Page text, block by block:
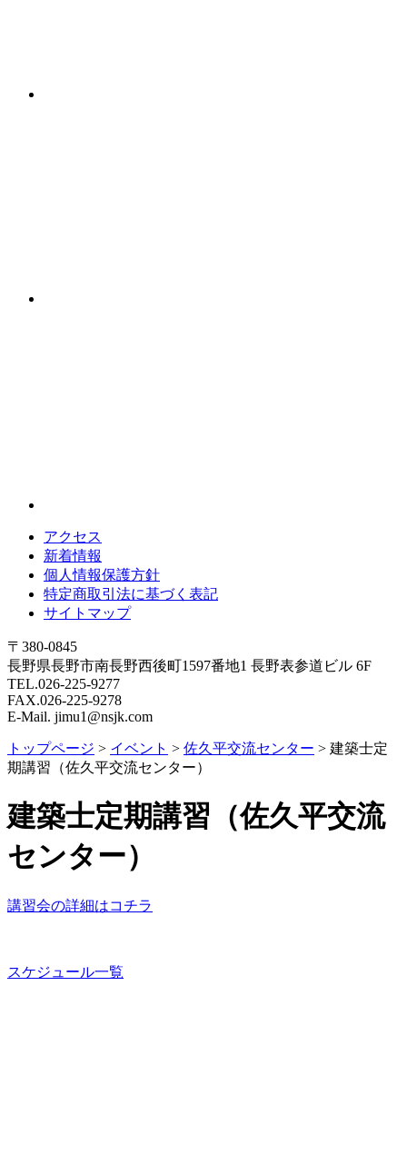
アクセス
新着情報
個人情報保護方針
特定商取引法に基づく表記
サイトマップ
〒380-0845
長野県長野市南長野西後町1597番地1 長野表参道ビル 6F
TEL.026-225-9277
FAX.026-225-9278
E-Mail. jimu1@nsjk.com
トップページ > イベント > 佐久平交流センター > 建築士定
期講習（佐久平交流センター）
建築士定期講習（佐久平交流
センター）
講習会の詳細はコチラ
スケジュール一覧